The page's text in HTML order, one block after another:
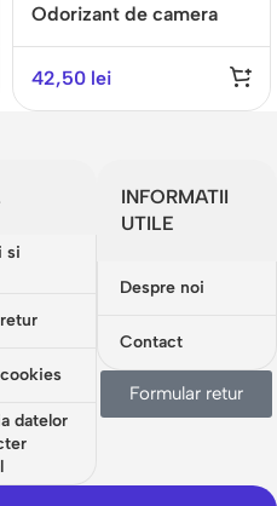
Odorizant de camera
42,50 lei
si
datelor
INFORMATII
UTILE
Despre noi
Contact
Formular retur